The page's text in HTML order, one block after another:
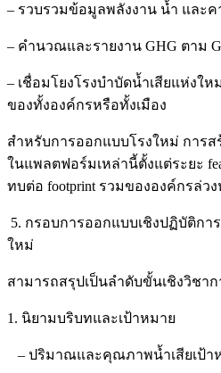
– รวบรวมข้อมูลพลังงาน น้ำ และ
– คำนวณและรายงาน GHG ตาม
– เชื่อมโยงโรงบำบัดน้ำเสียแห่งให
ของทั้งองค์กรหรือทั้งเมือง
สำหรับการออกแบบโรงใหม่ การสร้
ในแพลตฟอร์มเหล่านี้ตั้งแต่ระยะ
ทบต่อ footprint รวมขององค์กรล่ว
5. กรอบการออกแบบเชิงปฏิบัติกา
ใหม่
สามารถสรุปเป็นลำดับขั้นเชิงวิชา
1. นิยามบริบทและเป้าหมาย
– ปริมาณและคุณภาพน้ำเสียเป้า